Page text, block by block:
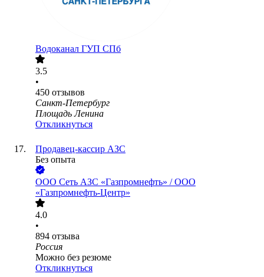
Водоканал ГУП СПб
3.5
•
450 отзывов
Санкт-Петербург
Площадь Ленина
Откликнуться
Продавец-кассир АЗС
Без опыта
ООО Сеть АЗС «Газпромнефть» / ООО
«Газпромнефть-Центр»
4.0
•
894 отзыва
Россия
Можно без резюме
Откликнуться